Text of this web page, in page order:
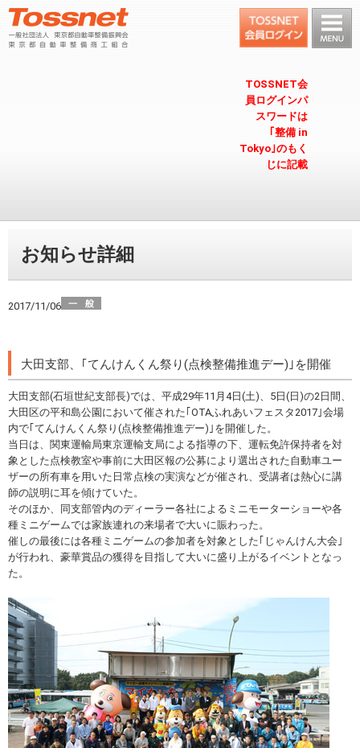
TOSSNET会
員ログインパ
スワードは
｢整備 in
Tokyo｣のもく
じに記載
お知らせ詳細
2017/11/06
大田支部、｢てんけんくん祭り(点検整備推進デー)｣を開催
大田支部(石垣世紀支部長)では、平成29年11月4日(土)、5日(日)の2日間、
大田区の平和島公園において催された｢OTAふれあいフェスタ2017｣会場
内で｢てんけんくん祭り(点検整備推進デー)｣を開催した。
当日は、関東運輸局東京運輸支局による指導の下、運転免許保持者を対
象とした点検教室や事前に大田区報の公募により選出された自動車ユー
ザーの所有車を用いた日常点検の実演などが催され、受講者は熱心に講
師の説明に耳を傾けていた。
そのほか、同支部管内のディーラー各社によるミニモーターショーや各
種ミニゲームでは家族連れの来場者で大いに賑わった。
催しの最後には各種ミニゲームの参加者を対象とした｢じゃんけん大会｣
が行われ、豪華賞品の獲得を目指して大いに盛り上がるイベントとなっ
た。